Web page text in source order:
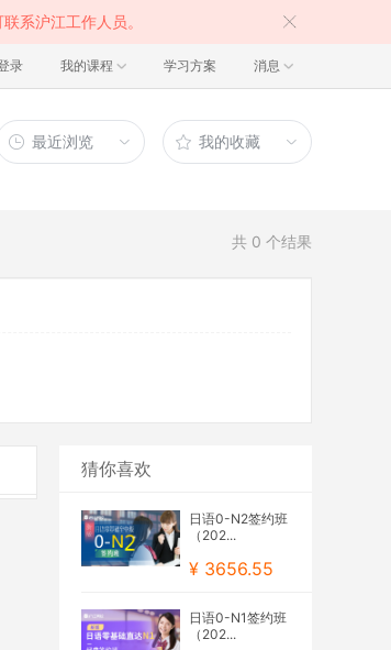
系沪江工作人员。
录 我的课程 学习方案 消息
最近浏览 我的收藏
共 0 个结果
猜你喜欢
日语0-N2签约班
（202...
¥ 3656.55
日语0-N1签约班
（202...